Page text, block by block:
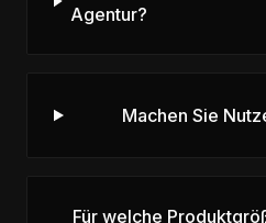
Agentur?
Machen Sie
Für welche